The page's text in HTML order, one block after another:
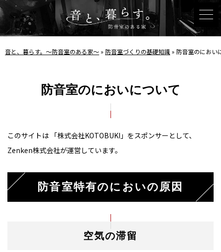
音と、暮らす。〜防音室のある家〜» 防音室づくりの基礎知識» 防音室のにおい
防音室のにおいについて
このサイトは 「株式会社KOTOBUKI」をスポンサーとして、
Zenken株式会社が運営しています。
防音室特有のにおいの原因
空気の滞留